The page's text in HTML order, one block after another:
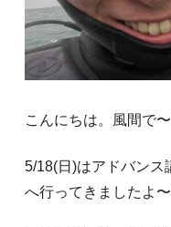
こんにちは。風間で〜
5/18(日)はアドバンス
へ行ってきましたよ